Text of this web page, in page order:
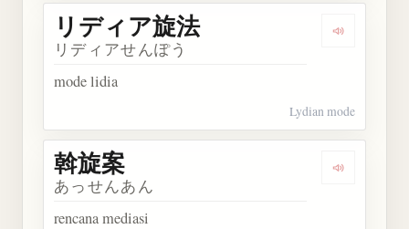
Dengarkan
リディア旋法
リディアせんぽう
mode lidia
Lydian mode
Dengarkan
斡旋案
あっせんあん
rencana mediasi